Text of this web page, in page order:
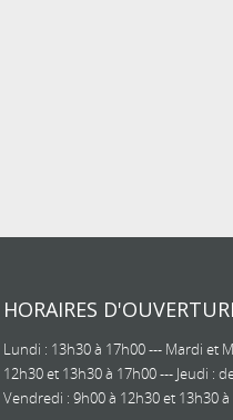
HORAIRES
Lundi : 13h30 à 17h00 --- Mardi et
12h30 et 13h30 à 17h00 --- Jeudi :
Vendredi : 9h00 à 12h30 et 13h30